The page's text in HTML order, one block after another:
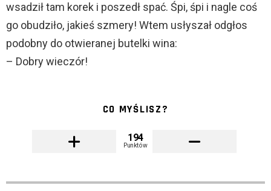
wsadził tam korek i poszedł spać. Śpi, śpi i nagle coś
go obudziło, jakieś szmery! Wtem usłyszał odgłos
podobny do otwieranej butelki wina:
– Dobry wieczór!
CO MYŚLISZ?
194
Punktów